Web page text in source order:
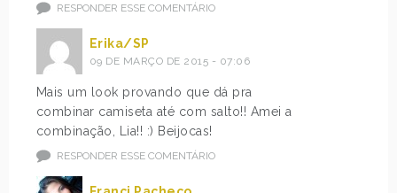
RESPONDER ESSE COMENTÁRIO
Erika/SP
09 DE MARÇO DE 2015 - 07:06
Mais um look provando que dá pra
combinar camiseta até com salto!! Amei a
combinação, Lia!! :) Beijocas!
RESPONDER ESSE COMENTÁRIO